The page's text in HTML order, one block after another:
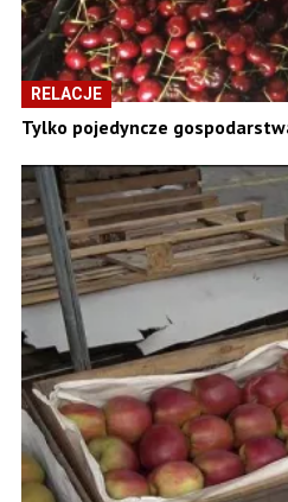
RELACJE
Tylko pojedyncze